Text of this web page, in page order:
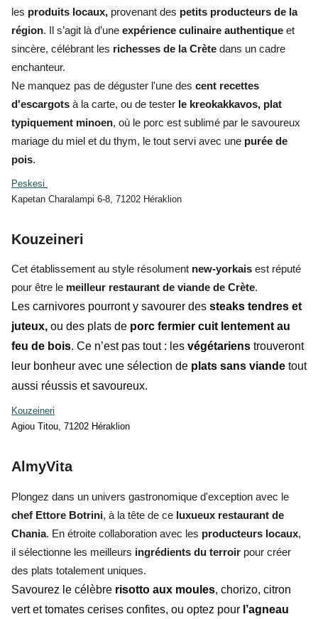
les produits locaux, provenant des petits producteurs de la
région. Il s’agit là d’une expérience culinaire authentique et
sincère, célébrant les richesses de la Crète dans un cadre
enchanteur.
Ne manquez pas de déguster l'une des cent recettes
d'escargots à la carte, ou de tester le kreokakkavos, plat
typiquement minoen, où le porc est sublimé par le savoureux
mariage du miel et du thym, le tout servi avec une purée de
pois.
Peskesi
Kapetan Charalampi 6-8, 71202 Héraklion
Kouzeineri
Cet établissement au style résolument new-yorkais est réputé
pour être le meilleur restaurant de viande de Crète.
Les carnivores pourront y savourer des steaks tendres et
juteux, ou des plats de porc fermier cuit lentement au
feu de bois. Ce n’est pas tout : les végétariens trouveront
leur bonheur avec une sélection de plats sans viande tout
aussi réussis et savoureux.
Kouzeineri
Agiou Titou, 71202 Héraklion
AlmyVita
Plongez dans un univers gastronomique d'exception avec le
chef Ettore Botrini, à la tête de ce luxueux restaurant de
Chania. En étroite collaboration avec les producteurs locaux,
il sélectionne les meilleurs ingrédients du terroir pour créer
des plats totalement uniques.
Savourez le célèbre risotto aux moules, chorizo, citron
vert et tomates cerises confites, ou optez pour l’agneau